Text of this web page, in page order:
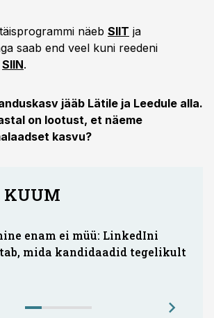
näeb SIIT ja
saab end veel kuni reedeni
SIIN.
jääb Lätile ja Leedule alla.
on lootust, et näeme
kasvu?
KUUM
enam ei müü: LinkedIni
mida kandidaadid tegelikult